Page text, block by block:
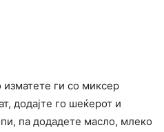
изматете ги со миксер
додајте го шеќерот и
па додадете масло, млеко